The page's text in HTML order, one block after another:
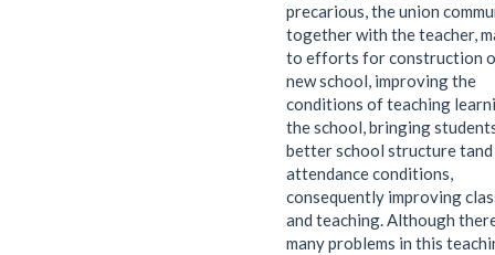
precarious, the union
together with the teacher,
to efforts for construction
new school, improving the
conditions of teaching
the school, bringing
better school structure
attendance conditions,
consequently improving
and teaching. Although
many problems in this